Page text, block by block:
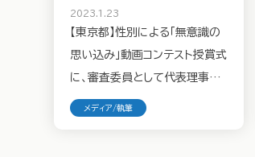
2023.1.23
【東京都】性別による「無意識の
思い込み」動画コンテスト授賞式
に、審査委員として代表理事の
守屋智敬が出席しました​
メディア/執筆